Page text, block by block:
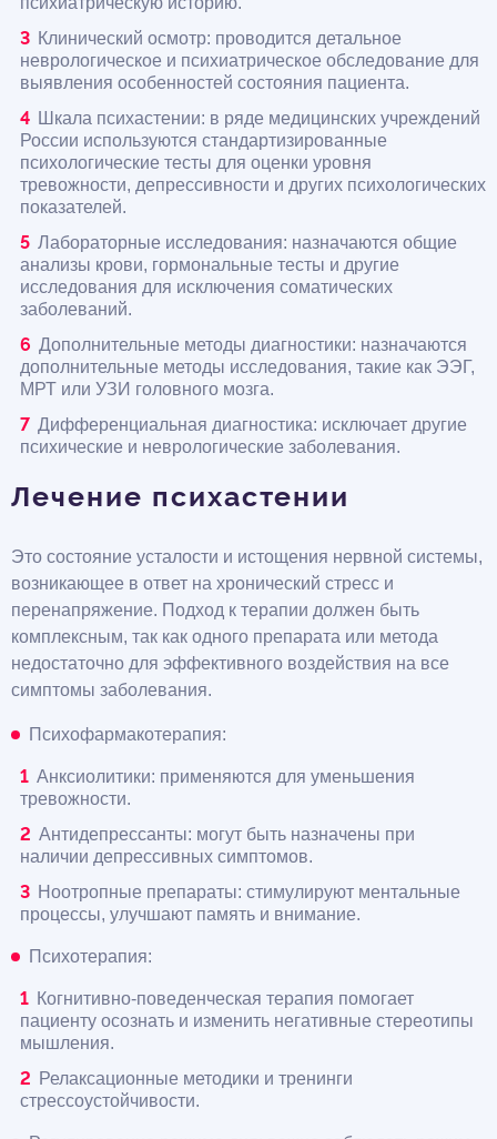
Клинический осмотр: проводится детальное
неврологическое и психиатрическое обследование для
выявления особенностей состояния пациента.
Шкала психастении: в ряде медицинских учреждений
России используются стандартизированные
психологические тесты для оценки уровня
тревожности, депрессивности и других психологических
показателей.
Лабораторные исследования: назначаются общие
анализы крови, гормональные тесты и другие
исследования для исключения соматических
заболеваний.
Дополнительные методы диагностики: назначаются
дополнительные методы исследования, такие как ЭЭГ,
МРТ или УЗИ головного мозга.
Дифференциальная диагностика: исключает другие
психические и неврологические заболевания.
Лечение психастении
Это состояние усталости и истощения нервной системы,
возникающее в ответ на хронический стресс и
перенапряжение. Подход к терапии должен быть
комплексным, так как одного препарата или метода
недостаточно для эффективного воздействия на все
симптомы заболевания.
Психофармакотерапия:
Анксиолитики: применяются для уменьшения
тревожности.
Антидепрессанты: могут быть назначены при
наличии депрессивных симптомов.
Ноотропные препараты: стимулируют ментальные
процессы, улучшают память и внимание.
Психотерапия:
Когнитивно-поведенческая терапия помогает
пациенту осознать и изменить негативные стереотипы
мышления.
Релаксационные методики и тренинги
стрессоустойчивости.